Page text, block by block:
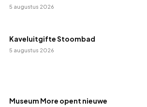
5 augustus 2026
Kaveluitgifte Stoombad
5 augustus 2026
Museum More opent nieuwe